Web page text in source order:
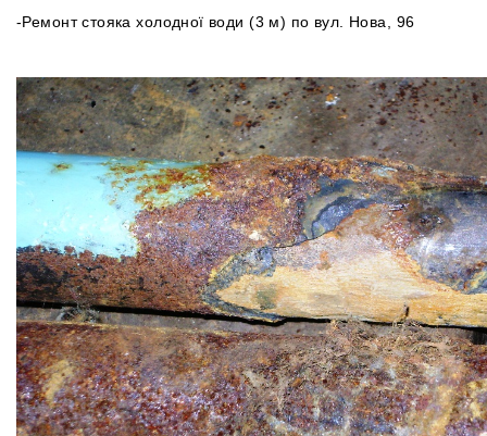
-Ремонт стояка холодної води (3 м) по вул. Нова, 96